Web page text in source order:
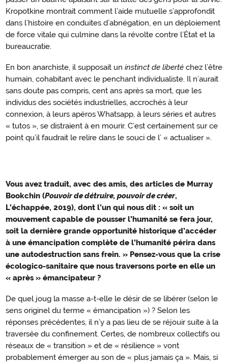
Kropotkine montrait comment l’aide mutuelle s’approfondit
dans l’histoire en conduites d’abnégation, en un déploiement
de force vitale qui culmine dans la révolte contre l’État et la
bureaucratie.
En bon anarchiste, il supposait un instinct de liberté chez l’être
humain, cohabitant avec le penchant individualiste. Il n’aurait
sans doute pas compris, cent ans après sa mort, que les
individus des sociétés industrielles, accrochés à leur
connexion, à leurs apéros Whatsapp, à leurs séries et autres
« tutos », se distraient à en mourir. C’est certainement sur ce
point qu’il faudrait le relire dans le souci de l’ « actualiser ».
« Plus
jamais
ça »
Vous avez traduit, avec des amis, des articles de Murray
Bookchin (Pouvoir de détruire, pouvoir de créer,
L’échappée, 2019), dont l’un qui nous dit : « soit un
mouvement capable de pousser l’humanité se fera jour,
soit la dernière grande opportunité historique d’accéder
à une émancipation complète de l’humanité périra dans
une autodestruction sans frein. » Pensez-vous que la crise
écologico-sanitaire que nous traversons porte en elle un
« après » émancipateur ?
De quel joug la masse a-t-elle le désir de se libérer (selon le
sens originel du terme « émancipation ») ? Selon les
réponses précédentes, il n’y a pas lieu de se réjouir suite à la
traversée du confinement. Certes, de nombreux collectifs ou
réseaux de « transition » et de « résilience » vont
probablement émerger au son de « plus jamais ça ». Mais, si